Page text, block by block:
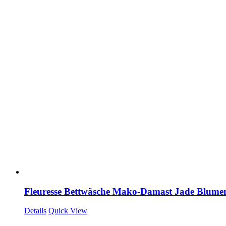
Fleuresse Bettwäsche Mako-Damast Jade
Details Quick View